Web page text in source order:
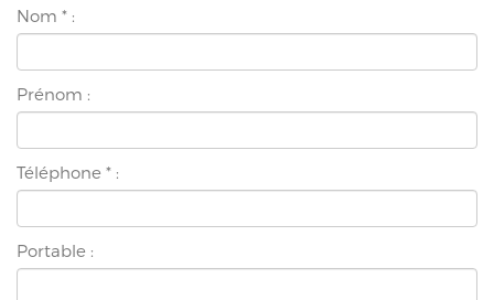
Nom * :
Prénom :
Téléphone * :
Portable :